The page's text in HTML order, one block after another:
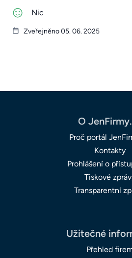
Nic
Zveřejněno 05. 06. 2025
O
Proč portál
Kontakty
Prohlášení o
Tiskové
Transparentní
Užitečné
Přehled